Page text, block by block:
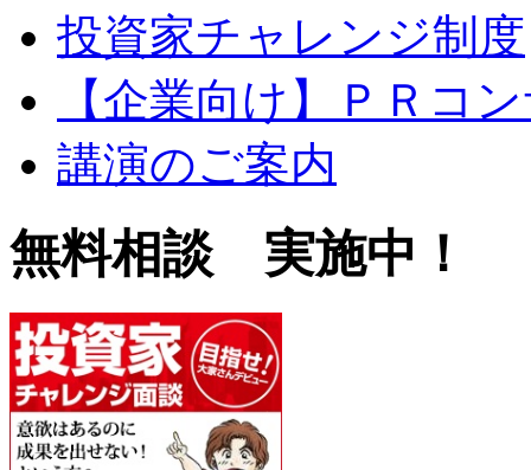
投資家チャレンジ制度
【企業向け】ＰＲコ
講演のご案内
無料相談 実施中！